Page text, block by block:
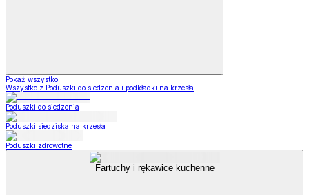
Pokaż wszystko
Wszystko z Poduszki do siedzenia i podkładki na krzesła
Poduszki do siedzenia
Poduszki siedziska na krzesła
Poduszki zdrowotne
Fartuchy i rękawice kuchenne